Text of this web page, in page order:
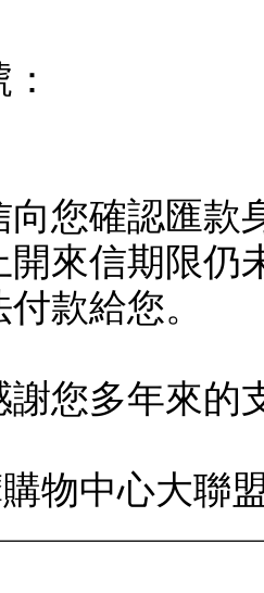
向您確認匯款
開來信期限仍
款給您。
謝您多年來的
購物中心大